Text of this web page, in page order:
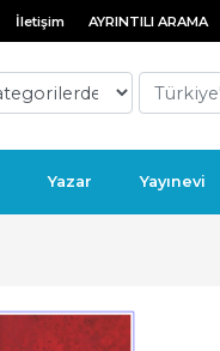
İletişim AYRINTILI ARAMA
Yazar Yayınevi